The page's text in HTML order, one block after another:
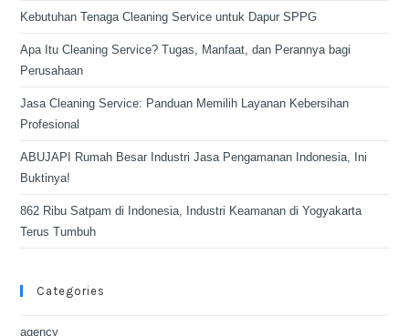
Kebutuhan Tenaga Cleaning Service untuk Dapur SPPG
Apa Itu Cleaning Service? Tugas, Manfaat, dan Perannya bagi
Perusahaan
Jasa Cleaning Service: Panduan Memilih Layanan Kebersihan
Profesional
ABUJAPI Rumah Besar Industri Jasa Pengamanan Indonesia, Ini
Buktinya!
862 Ribu Satpam di Indonesia, Industri Keamanan di Yogyakarta
Terus Tumbuh
Categories
agency